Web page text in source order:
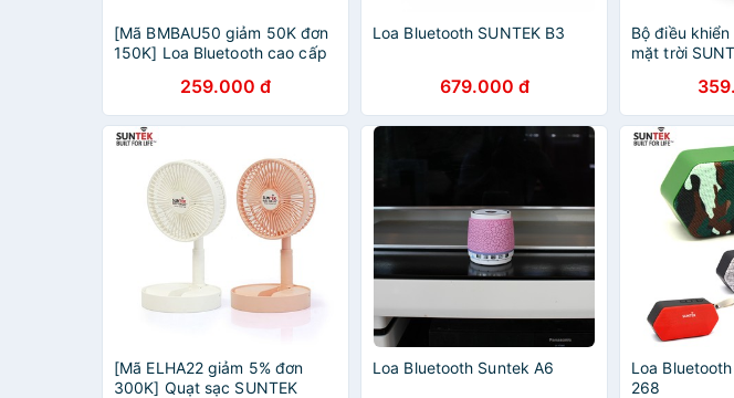
[Mã BMBAU50 giảm 50K đơn
150K] Loa Bluetooth cao cấp
259.000 đ
Loa Bluetooth SUNTEK B3
679.000 đ
Bộ điều
mặt trời
[Mã ELHA22 giảm 5% đơn
300K] Quạt sạc SUNTEK
Loa Bluetooth Suntek A6
Loa
268